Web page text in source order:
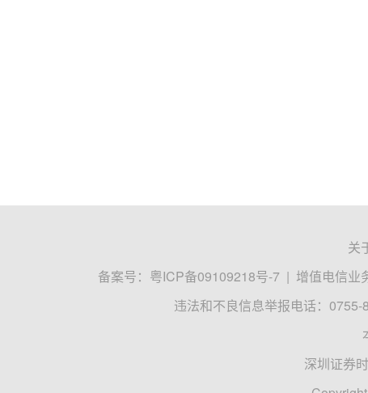
关
备案号： 粤ICP备09109218号-7 | 增值电信业
违法和不良信息举报电话：0755-
深圳证券